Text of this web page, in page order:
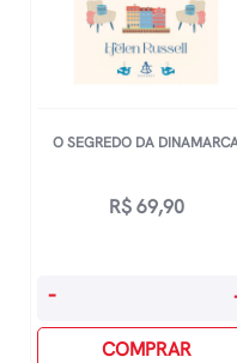
O SEGREDO DA
R$69,90
O-
COMPRAR